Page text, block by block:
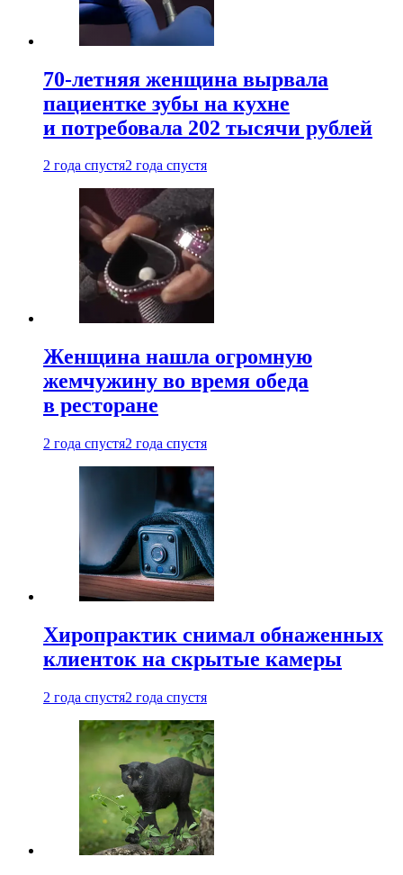
70-летняя женщина вырвала
пациентке зубы на кухне
и потребовала 202 тысячи рублей
2 года спустя2 года спустя
Женщина нашла огромную
жемчужину во время обеда
в ресторане
2 года спустя2 года спустя
Хиропрактик снимал обнаженных
клиенток на скрытые камеры
2 года спустя2 года спустя